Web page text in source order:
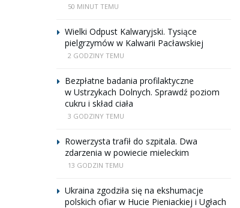
50 MINUT TEMU
Wielki Odpust Kalwaryjski. Tysiące
pielgrzymów w Kalwarii Pacławskiej
2 GODZINY TEMU
Bezpłatne badania profilaktyczne
w Ustrzykach Dolnych. Sprawdź poziom
cukru i skład ciała
3 GODZINY TEMU
Rowerzysta trafił do szpitala. Dwa
zdarzenia w powiecie mieleckim
13 GODZIN TEMU
Ukraina zgodziła się na ekshumacje
polskich ofiar w Hucie Pieniackiej i Ugłach